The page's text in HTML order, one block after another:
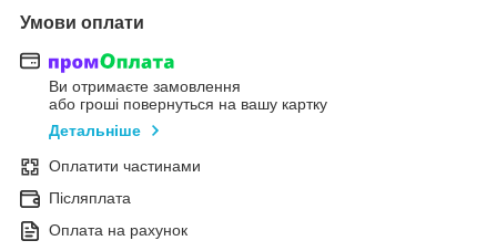
Умови оплати
Ви отримаєте замовлення
або гроші повернуться на вашу картку
Детальніше
Оплатити частинами
Післяплата
Оплата на рахунок